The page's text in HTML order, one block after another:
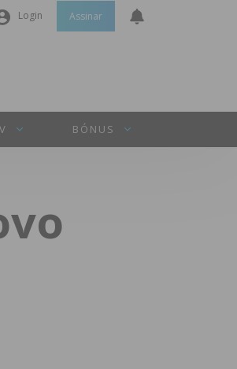
Login
INICIAR SESSÃO
Assinar
BÓNUS